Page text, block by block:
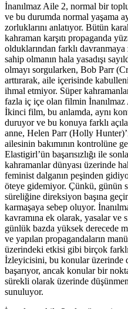
İnanılmaz Aile 2, normal bir
ve bu durumda normal yaşama
zorluklarını anlatıyor. Bütün
kahraman karşıtı propaganda
olduklarından farklı
sahip olmanın hala yasadışı
olmayı sorgularken, Bob Parr
arttırarak, aile içerisinde
ihmal etmiyor. Süper
fazla iç içe olan filmin
İkinci film, bu anlamda, aynı
duruyor ve bu konuya farklı
anne, Helen Parr (Holly
ailesinin bakımının kontrolüne
Elastigirl’ün başarısızlığı ile
kahramanlar dünyası üzerinde
feminist dalganın peşinden
öteye gidemiyor. Çünkü, günün
süreliğine direksiyon başına
karmaşaya sebep oluyor.
kavramına ek olarak, yasalar ve
günlük bazda yüksek derecede
ve yapılan propagandaların
üzerindeki etkisi gibi birçok
İzleyicisini, bu konular üzerinde
başarıyor, ancak konular bir
sürekli olarak üzerinde
sunuluyor.